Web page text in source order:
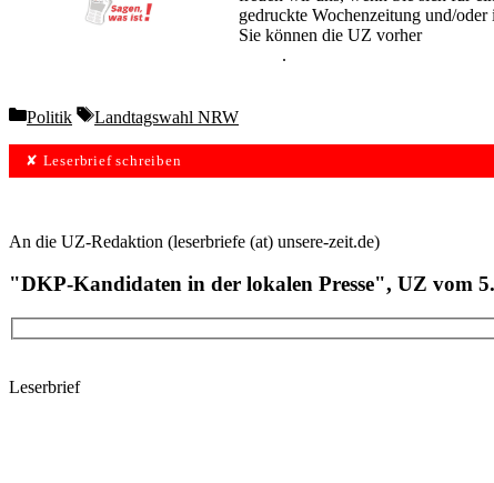
gedruckte Wochenzeitung und/
Sie können die UZ vorher
.
Categories
Politik Tags
Landtagswahl NRW
✘ Leserbrief schreiben
An die UZ-Redaktion (leserbriefe (at) unsere-zeit.de)
"DKP-Kandidaten in der lokalen Presse", UZ vom
Leserbrief